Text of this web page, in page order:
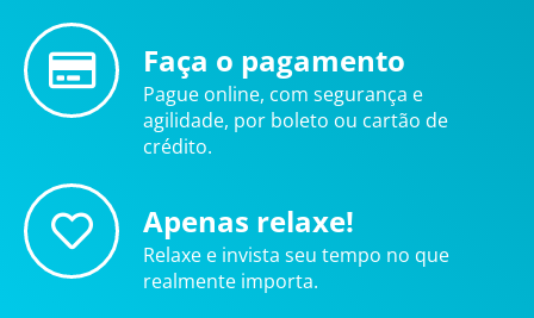
Faça o pagamento
Pague online, com segurança e
agilidade, por boleto ou cartão de
crédito.
Apenas relaxe!
Relaxe e invista seu tempo no que
realmente importa.